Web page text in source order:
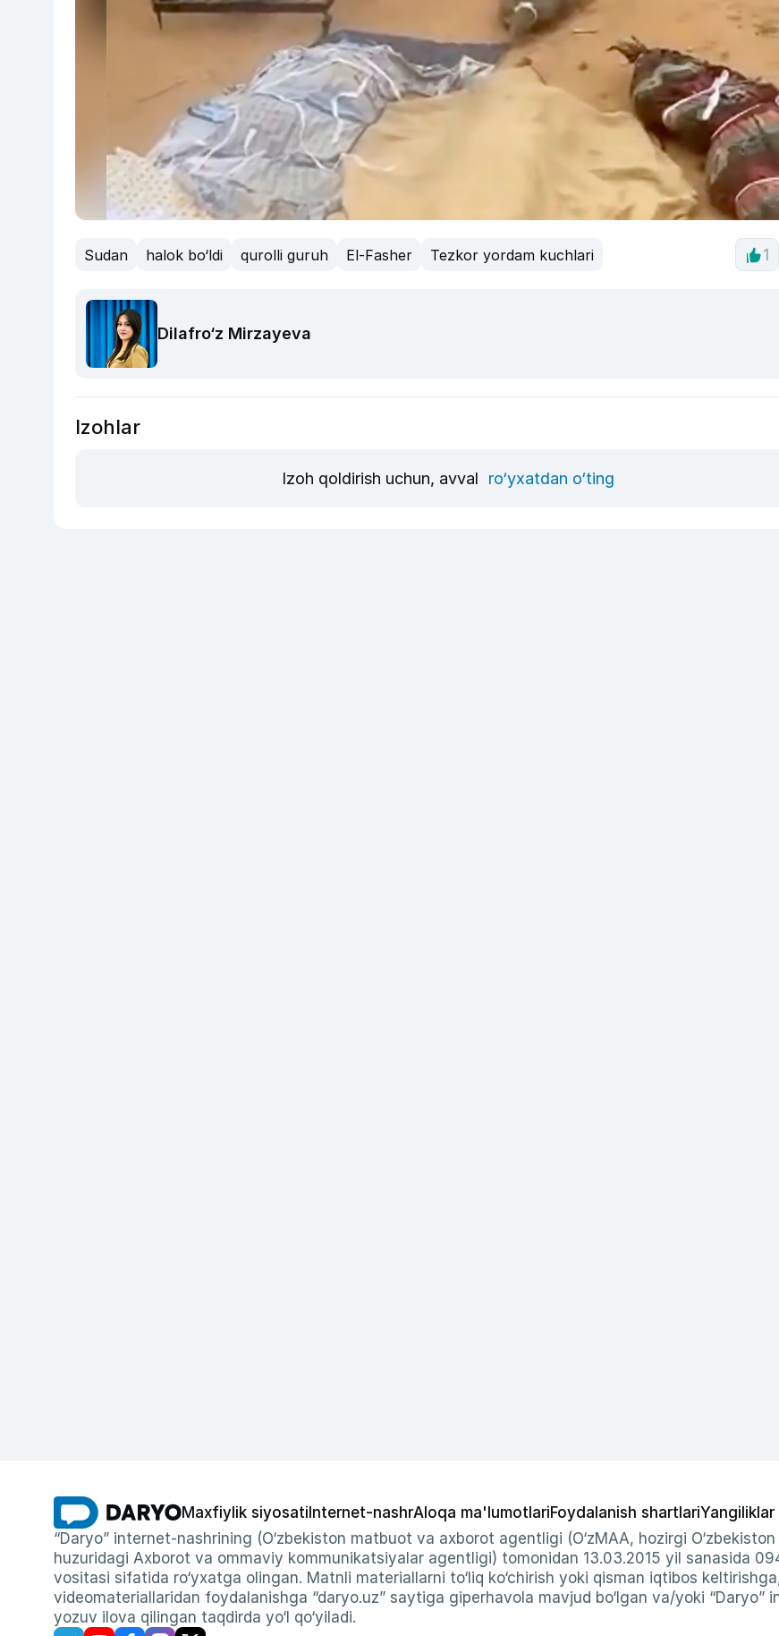
Sudan halok bo‘ldi qurolli guruh El-Fasher Tezkor yordam kuchlari 1
Dilafro‘z Mirzayeva
Izohlar
Izoh qoldirish uchun, avval ro‘yxatdan o‘ting
Maxfiylik siyosati Internet-nashrAloqa ma'lumotlariFoydalanish shartlariYangiliklar
“Daryo” internet-nashrining (O‘zbekiston matbuot va axborot agentligi (O‘zMAA, hozirgi
huzuridagi Axborot va ommaviy kommunikatsiyalar agentligi) tomonidan 13.03.2015 yil sanasida
vositasi sifatida ro‘yxatga olingan. Matnli materiallarni to‘liq ko‘chirish yoki qisman iqtibos
videomateriallaridan foydalanishga “daryo.uz” saytiga giperhavola mavjud bo‘lgan va/yoki “Daryo”
yozuv ilova qilingan taqdirda yo‘l qo‘yiladi.